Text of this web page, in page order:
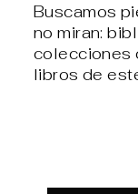
Buscamos
no miran:
colecciones
libros de